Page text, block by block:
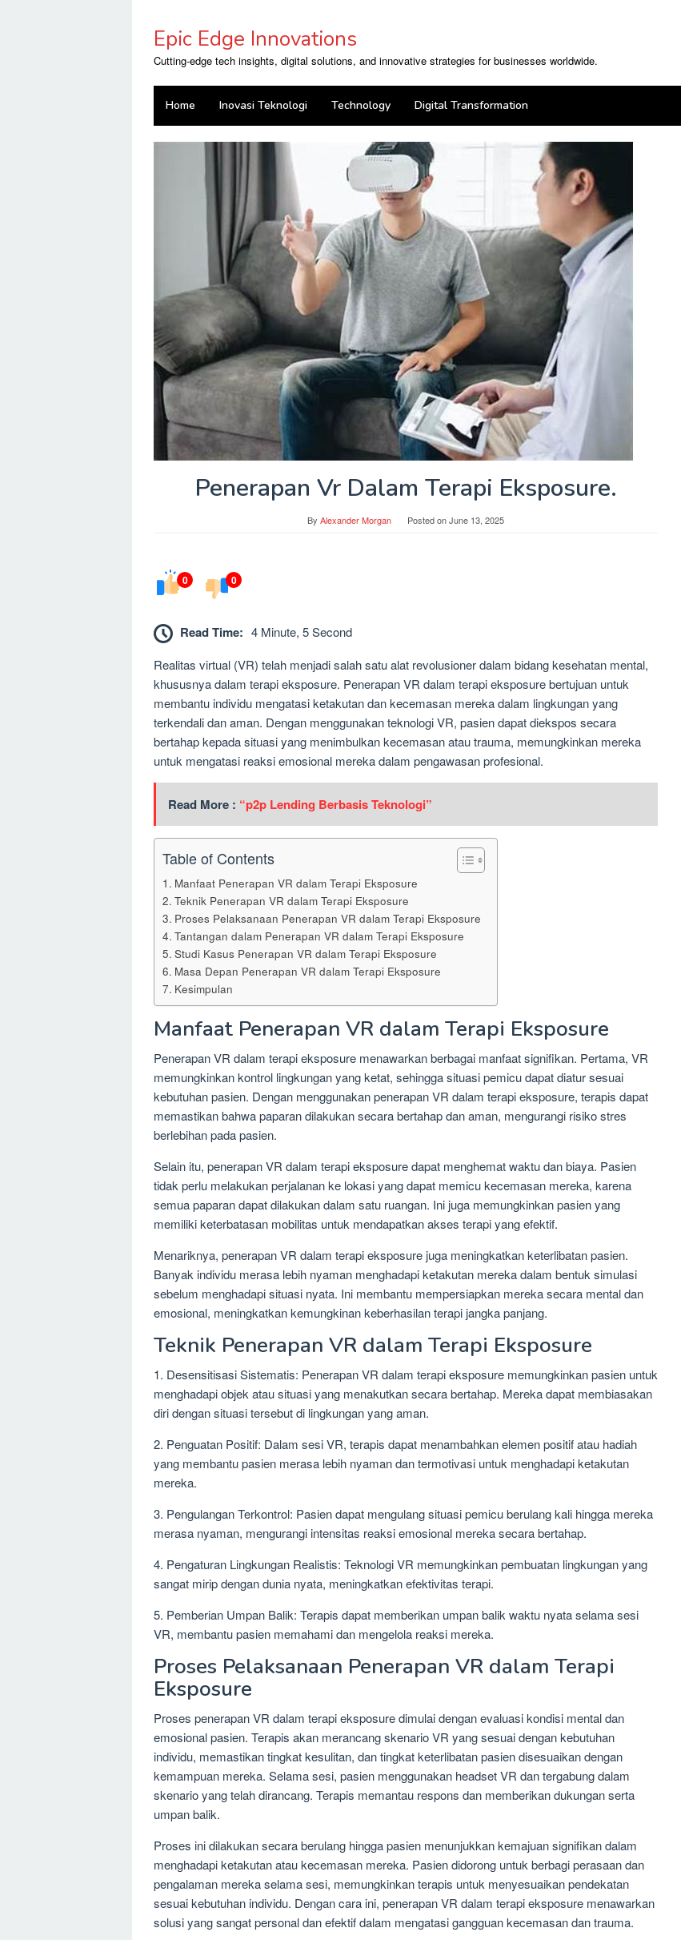
contentEpic Edge Innovations
Cutting-edge tech insights, digital solutions, and innovative strategies for businesses worldwide.
Home Inovasi Teknologi Technology Digital Transformation
Penerapan Vr Dalam Terapi Eksposure.
By Alexander Morgan Posted onJune 13, 2025
0 0
Read Time: 4 Minute, 5 Second
Realitas virtual (VR) telah menjadi salah satu alat revolusioner dalam bidang kesehatan mental,
khususnya dalam terapi eksposure. Penerapan VR dalam terapi eksposure bertujuan untuk
membantu individu mengatasi ketakutan dan kecemasan mereka dalam lingkungan yang
terkendali dan aman. Dengan menggunakan teknologi VR, pasien dapat diekspos secara
bertahap kepada situasi yang menimbulkan kecemasan atau trauma, memungkinkan mereka
untuk mengatasi reaksi emosional mereka dalam pengawasan profesional.
Read More : “p2p Lending Berbasis Teknologi”
Table of Contents
Manfaat Penerapan VR dalam Terapi Eksposure
Teknik Penerapan VR dalam Terapi Eksposure
Proses Pelaksanaan Penerapan VR dalam Terapi Eksposure
Tantangan dalam Penerapan VR dalam Terapi Eksposure
Studi Kasus Penerapan VR dalam Terapi Eksposure
Masa Depan Penerapan VR dalam Terapi Eksposure
Kesimpulan
Manfaat Penerapan VR dalam Terapi Eksposure
Penerapan VR dalam terapi eksposure menawarkan berbagai manfaat signifikan. Pertama, VR
memungkinkan kontrol lingkungan yang ketat, sehingga situasi pemicu dapat diatur sesuai
kebutuhan pasien. Dengan menggunakan penerapan VR dalam terapi eksposure, terapis dapat
memastikan bahwa paparan dilakukan secara bertahap dan aman, mengurangi risiko stres
berlebihan pada pasien.
Selain itu, penerapan VR dalam terapi eksposure dapat menghemat waktu dan biaya. Pasien
tidak perlu melakukan perjalanan ke lokasi yang dapat memicu kecemasan mereka, karena
semua paparan dapat dilakukan dalam satu ruangan. Ini juga memungkinkan pasien yang
memiliki keterbatasan mobilitas untuk mendapatkan akses terapi yang efektif.
Menariknya, penerapan VR dalam terapi eksposure juga meningkatkan keterlibatan pasien.
Banyak individu merasa lebih nyaman menghadapi ketakutan mereka dalam bentuk simulasi
sebelum menghadapi situasi nyata. Ini membantu mempersiapkan mereka secara mental dan
emosional, meningkatkan kemungkinan keberhasilan terapi jangka panjang.
Teknik Penerapan VR dalam Terapi Eksposure
1. Desensitisasi Sistematis: Penerapan VR dalam terapi eksposure memungkinkan pasien untuk
menghadapi objek atau situasi yang menakutkan secara bertahap. Mereka dapat membiasakan
diri dengan situasi tersebut di lingkungan yang aman.
2. Penguatan Positif: Dalam sesi VR, terapis dapat menambahkan elemen positif atau hadiah
yang membantu pasien merasa lebih nyaman dan termotivasi untuk menghadapi ketakutan
mereka.
3. Pengulangan Terkontrol: Pasien dapat mengulang situasi pemicu berulang kali hingga mereka
merasa nyaman, mengurangi intensitas reaksi emosional mereka secara bertahap.
4. Pengaturan Lingkungan Realistis: Teknologi VR memungkinkan pembuatan lingkungan yang
sangat mirip dengan dunia nyata, meningkatkan efektivitas terapi.
5. Pemberian Umpan Balik: Terapis dapat memberikan umpan balik waktu nyata selama sesi
VR, membantu pasien memahami dan mengelola reaksi mereka.
Proses Pelaksanaan Penerapan VR dalam Terapi
Eksposure
Proses penerapan VR dalam terapi eksposure dimulai dengan evaluasi kondisi mental dan
emosional pasien. Terapis akan merancang skenario VR yang sesuai dengan kebutuhan
individu, memastikan tingkat kesulitan, dan tingkat keterlibatan pasien disesuaikan dengan
kemampuan mereka. Selama sesi, pasien menggunakan headset VR dan tergabung dalam
skenario yang telah dirancang. Terapis memantau respons dan memberikan dukungan serta
umpan balik.
Proses ini dilakukan secara berulang hingga pasien menunjukkan kemajuan signifikan dalam
menghadapi ketakutan atau kecemasan mereka. Pasien didorong untuk berbagi perasaan dan
pengalaman mereka selama sesi, memungkinkan terapis untuk menyesuaikan pendekatan
sesuai kebutuhan individu. Dengan cara ini, penerapan VR dalam terapi eksposure menawarkan
solusi yang sangat personal dan efektif dalam mengatasi gangguan kecemasan dan trauma.